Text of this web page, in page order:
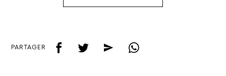
PARTAGER f t e w